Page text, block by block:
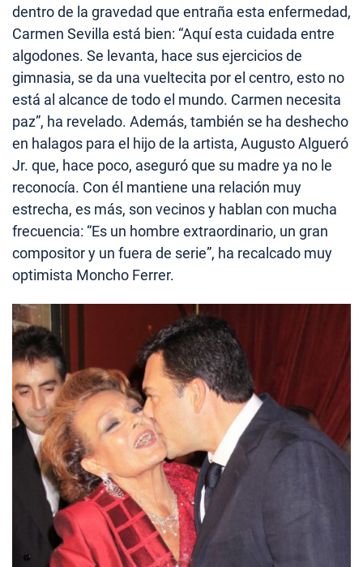
dentro de la gravedad que entraña esta enfermedad,
Carmen Sevilla está bien: “Aquí esta cuidada entre
algodones. Se levanta, hace sus ejercicios de
gimnasia, se da una vueltecita por el centro, esto no
está al alcance de todo el mundo. Carmen necesita
paz”, ha revelado. Además, también se ha deshecho
en halagos para el hijo de la artista, Augusto Algueró
Jr. que, hace poco, aseguró que su madre ya no le
reconocía. Con él mantiene una relación muy
estrecha, es más, son vecinos y hablan con mucha
frecuencia: “Es un hombre extraordinario, un gran
compositor y un fuera de serie”, ha recalcado muy
optimista Moncho Ferrer.